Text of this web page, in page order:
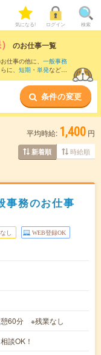
気になる! ログイン 検索
のお仕事一覧
仕事の他に、 一般事務
に、 短期 ・ 単発などの
条件の変更
平均時給: 1,400 円
新着順 時給順
事務のお仕事
し WEB登録OK
憩60分 ※残業なし
談OK！